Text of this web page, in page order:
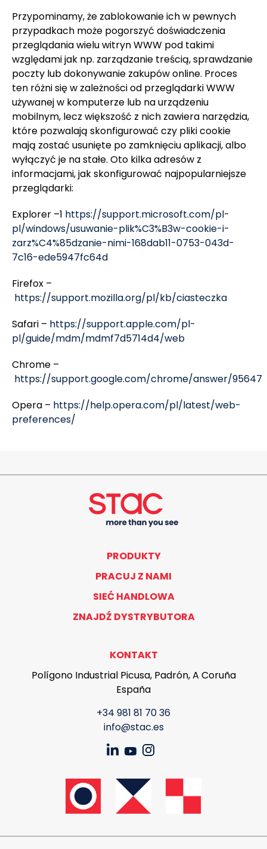
Przypominamy, że zablokowanie ich w pewnych
przypadkach może pogorszyć doświadczenia
przeglądania wielu witryn WWW pod takimi
względami jak np. zarządzanie treścią, sprawdzanie
poczty lub dokonywanie zakupów online. Proces
ten różni się w zależności od przeglądarki WWW
używanej w komputerze lub na urządzeniu
mobilnym, lecz większość z nich zawiera narzędzia,
które pozwalają skonfigurować czy pliki cookie
mają zostać usunięte po zamknięciu aplikacji, albo
wyłączyć je na stałe. Oto kilka adresów z
informacjami, jak skonfigurować najpopularniejsze
przeglądarki:
Explorer –1 https://support.microsoft.com/pl-
pl/windows/usuwanie-plik%C3%B3w-cookie-i-
zarz%C4%85dzanie-nimi-168dab11-0753-043d-
7c16-ede5947fc64d
Firefox –
https://support.mozilla.org/pl/kb/ciasteczka
Safari – https://support.apple.com/pl-
pl/guide/mdm/mdmf7d5714d4/web
Chrome –
https://support.google.com/chrome/answer/95647
Opera – https://help.opera.com/pl/latest/web-
preferences/
PRODUKTY
PRACUJ Z NAMI
SIEĆ HANDLOWA
ZNAJDŹ DYSTRYBUTORA
KONTAKT
Polígono Industrial Picusa, Padrón, A Coruña
España
+34 981 81 70 36
info@stac.es